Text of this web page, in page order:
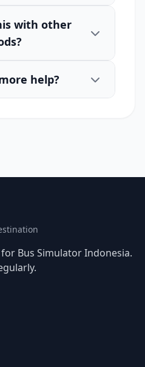
with other
help?
Bus Simulator Indonesia.